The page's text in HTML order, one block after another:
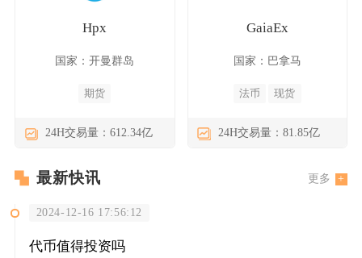
Hpx
国家：开曼群岛
期货
24H交易量：612.34亿
GaiaEx
国家：巴拿马
法币 现货
24H交易量：81.85亿
最新快讯 更多
2024-12-16 17:56:12
代币值得投资吗